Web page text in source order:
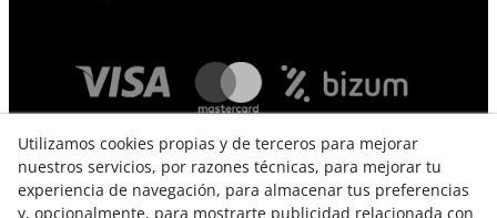
Utilizamos cookies propias y de terceros para mejorar
nuestros servicios, por razones técnicas, para mejorar tu
experiencia de navegación, para almacenar tus preferencias
y, opcionalmente, para mostrarte publicidad relacionada con